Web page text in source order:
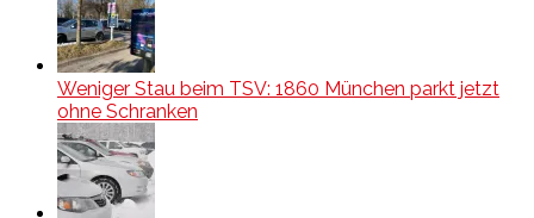
Weniger Stau beim TSV: 1860 München parkt jetzt
ohne Schranken